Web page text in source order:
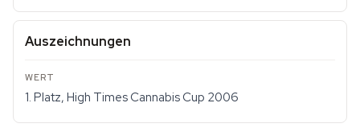
Auszeichnungen
1. Platz, High Times Cannabis Cup 2006